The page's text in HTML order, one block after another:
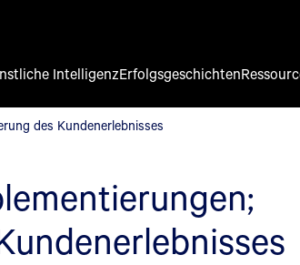
des Kundenerlebnisses
IntelligenzErfolgsgeschichten
des Kundenerlebnisses